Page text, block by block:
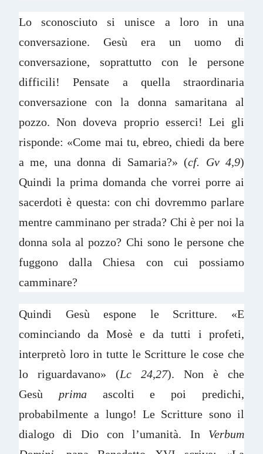
Lo sconosciuto si unisce a loro in una
conversazione. Gesù era un uomo di
conversazione, soprattutto con le persone
difficili! Pensate a quella straordinaria
conversazione con la donna samaritana al
pozzo. Non doveva proprio esserci! Lei gli
risponde: «Come mai tu, ebreo, chiedi da bere
a me, una donna di Samaria?» (cf. Gv 4,9)
Quindi la prima domanda che vorrei porre ai
sacerdoti è questa: con chi dovremmo parlare
mentre camminano per strada? Chi è per noi la
donna sola al pozzo? Chi sono le persone che
fuggono dalla Chiesa con cui possiamo
camminare?
Quindi Gesù espone le Scritture. «E
cominciando da Mosè e da tutti i profeti,
interpretò loro in tutte le Scritture le cose che
lo riguardavano» (Lc 24,27). Non è che
Gesù prima ascolti e poi predichi,
probabilmente a lungo! Le Scritture sono il
dialogo di Dio con l’umanità. In Verbum